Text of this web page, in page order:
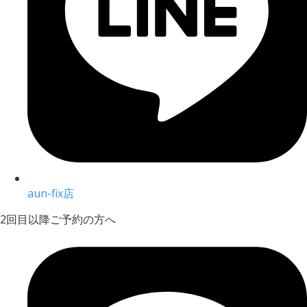
aun-fix店
2回目以降ご予約の方へ